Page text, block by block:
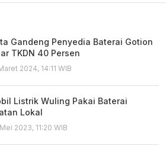
Gandeng Penyedia Baterai Gotion
TKDN 40 Persen
2024, 14:11 WIB
Listrik Wuling Pakai Baterai
Lokal
2023, 11:20 WIB